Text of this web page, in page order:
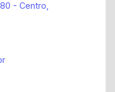
- Centro,